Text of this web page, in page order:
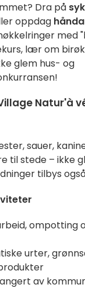
Dra på
oppdag
med
lær om
glem hus- og
Natur'à
sauer,
til stede – ikke
tilbys
ompotting
urter,
av